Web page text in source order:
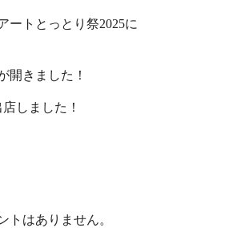
ートとっとり祭2025に
開きました！
しました！
トはありません。